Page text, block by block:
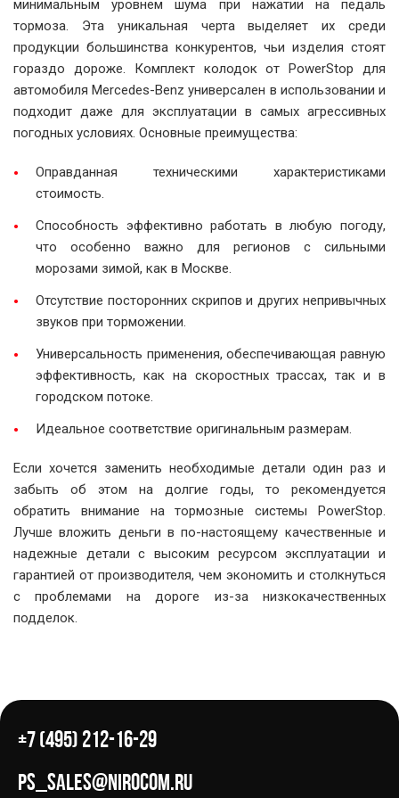
минимальным уровнем шума при нажатии на педаль
тормоза. Эта уникальная черта выделяет их среди
продукции большинства конкурентов, чьи изделия стоят
гораздо дороже. Комплект колодок от PowerStop для
автомобиля Mercedes-Benz универсален в использовании и
подходит даже для эксплуатации в самых агрессивных
погодных условиях. Основные преимущества:
Оправданная техническими характеристиками
стоимость.
Способность эффективно работать в любую погоду,
что особенно важно для регионов с сильными
морозами зимой, как в Москве.
Отсутствие посторонних скрипов и других непривычных
звуков при торможении.
Универсальность применения, обеспечивающая равную
эффективность, как на скоростных трассах, так и в
городском потоке.
Идеальное соответствие оригинальным размерам.
Если хочется заменить необходимые детали один раз и
забыть об этом на долгие годы, то рекомендуется
обратить внимание на тормозные системы PowerStop.
Лучше вложить деньги в по-настоящему качественные и
надежные детали с высоким ресурсом эксплуатации и
гарантией от производителя, чем экономить и столкнуться
с проблемами на дороге из-за низкокачественных
подделок.
+7 (495) 212-16-29
ps_sales@nirocom.ru